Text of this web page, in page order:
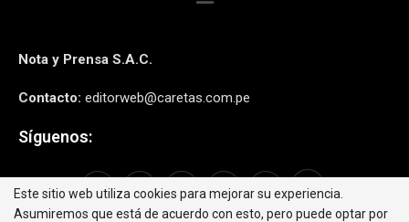
Nota y Prensa S.A.C.
Contacto: editorweb@caretas.com.pe
Síguenos:
Este sitio web utiliza cookies para mejorar su experiencia.
Asumiremos que está de acuerdo con esto, pero puede optar por